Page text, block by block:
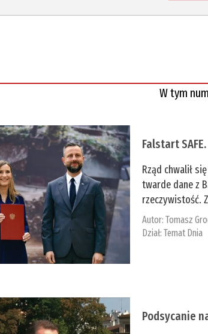
W tym
Falstart
Rząd chwalił
twarde dane z
rzeczywistość.
Autor:Tomasz
Dział:Temat Dnia
Podsycanie